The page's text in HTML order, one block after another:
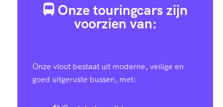
🚍 Onze touringcars zijn
voorzien van:
Onze vloot bestaat uit moderne, veilige en
goed uitgeruste bussen, met: